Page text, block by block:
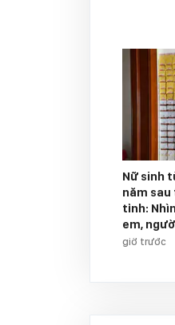
Nữ sinh
năm
tỉnh:
em,
giờ trước